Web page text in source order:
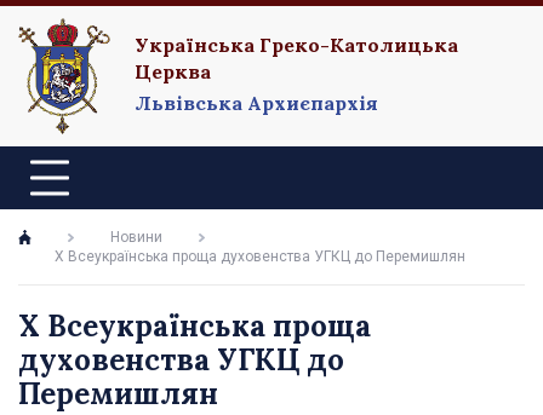
Українська Греко-Католицька
Церква
Львівська Архиєпархія
Новини
Х Всеукраїнська проща духовенства УГКЦ до Перемишлян
Х Всеукраїнська проща
духовенства УГКЦ до
Перемишлян